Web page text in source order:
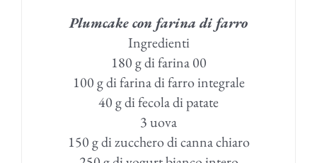
Plumcake con farina di farro
Ingredienti
180 g di farina 00
100 g di farina di farro integrale
40 g di fecola di patate
3 uova
150 g di zucchero di canna chiaro